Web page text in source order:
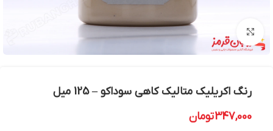
بزرگنمایی تصویر
رنگ اکریلیک متالیک کاهی سوداکو – 125 میل
347,000تومان